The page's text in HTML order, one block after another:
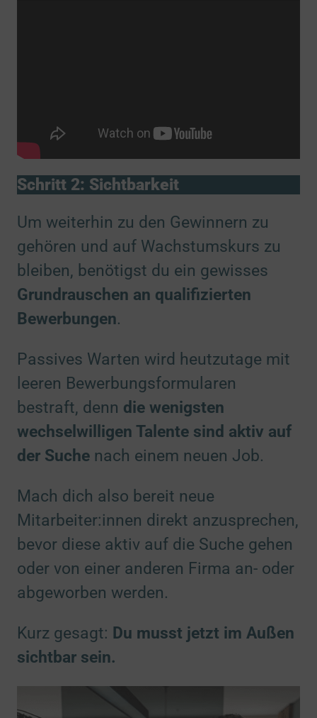
Schritt 2: Sichtbarkeit
Um weiterhin zu den Gewinnern zu
gehören und auf Wachstumskurs zu
bleiben, benötigst du ein gewisses
Grundrauschen an qualifizierten
Bewerbungen.
Passives Warten wird heutzutage mit
leeren Bewerbungsformularen
bestraft, denn die wenigsten
wechselwilligen Talente sind aktiv auf
der Suche nach einem neuen Job.
Mach dich also bereit neue
Mitarbeiter:innen direkt anzusprechen,
bevor diese aktiv auf die Suche gehen
oder von einer anderen Firma an- oder
abgeworben werden.
Kurz gesagt: Du musst jetzt im Außen
sichtbar sein.